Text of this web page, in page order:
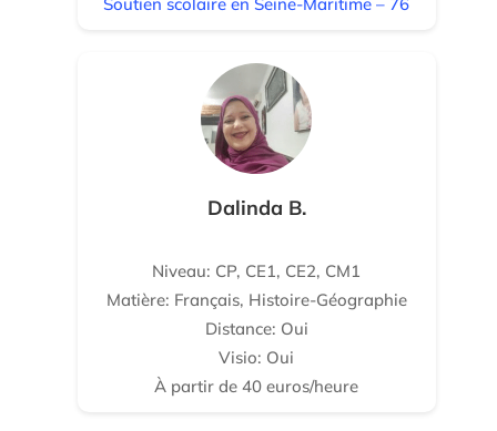
Dalinda B.
Niveau: CP, CE1, CE2, CM1
Matière: Français, Histoire-Géographie
Distance: Oui
Visio: Oui
À partir de 40 euros/heure